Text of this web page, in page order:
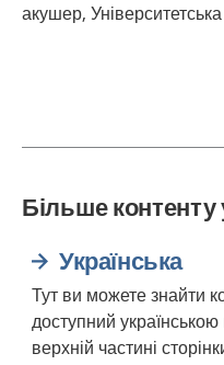
акушер, Університетська
Більше контенту
Українська
Тут ви можете знайти
доступний
верхній частині